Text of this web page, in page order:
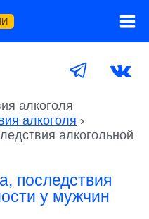
алкоголя
алкоголя ›
алкогольной
последствия
у мужчин